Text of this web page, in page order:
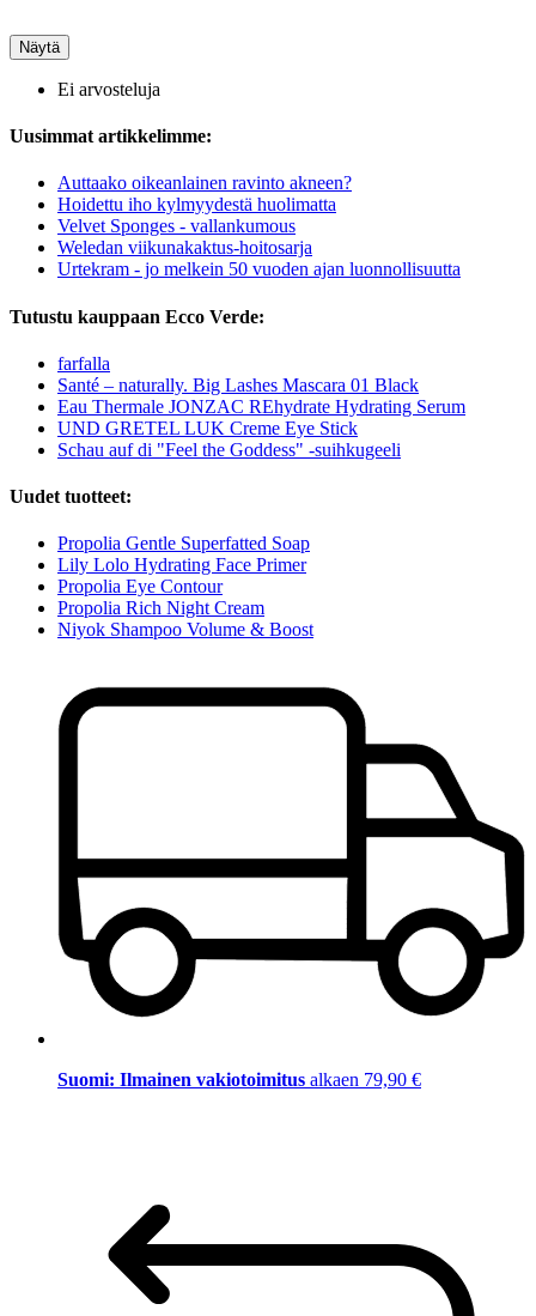
Näytä
Ei arvosteluja
Uusimmat artikkelimme:
Auttaako oikeanlainen ravinto akneen?
Hoidettu iho kylmyydestä huolimatta
Velvet Sponges - vallankumous
Weledan viikunakaktus-hoitosarja
Urtekram - jo melkein 50 vuoden ajan luonnollisuutta
Tutustu kauppaan Ecco Verde:
farfalla
Santé – naturally. Big Lashes Mascara 01 Black
Eau Thermale JONZAC REhydrate Hydrating Serum
UND GRETEL LUK Creme Eye Stick
Schau auf di "Feel the Goddess" -suihkugeeli
Uudet tuotteet:
Propolia Gentle Superfatted Soap
Lily Lolo Hydrating Face Primer
Propolia Eye Contour
Propolia Rich Night Cream
Niyok Shampoo Volume & Boost
Suomi: Ilmainen vakiotoimitus alkaen 79,90 €